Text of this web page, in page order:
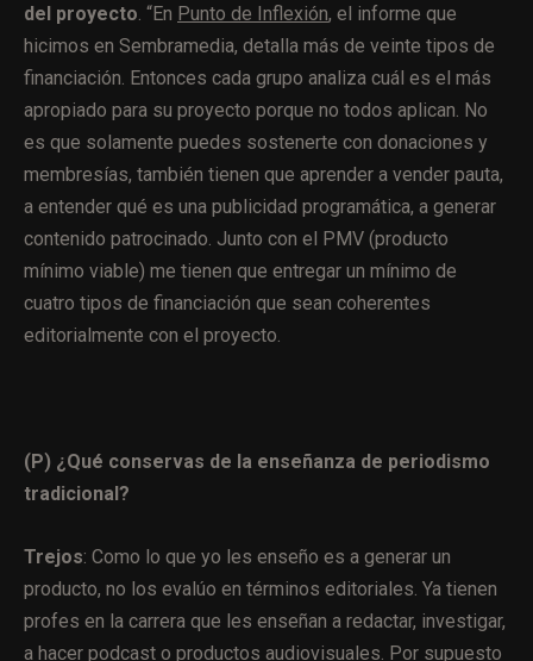
del proyecto . “En Punto de Inflexión, el informe que
hicimos en Sembramedia, detalla más de veinte tipos de
financiación. Entonces cada grupo analiza cuál es el más
apropiado para su proyecto porque no todos aplican. No
es que solamente puedes sostenerte con donaciones y
membresías, también tienen que aprender a vender pauta,
a entender qué es una publicidad programática, a generar
contenido patrocinado. Junto con el PMV (producto
mínimo viable) me tienen que entregar un mínimo de
cuatro tipos de financiación que sean coherentes
editorialmente con el proyecto.
(P) ¿Qué conservas de la enseñanza de periodismo
tradicional?
Trejos: Como lo que yo les enseño es a generar un
producto, no los evalúo en términos editoriales. Ya tienen
profes en la carrera que les enseñan a redactar, investigar,
a hacer podcast o productos audiovisuales. Por supuesto